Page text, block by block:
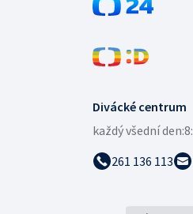
Divácké centrum
každý všední den:
261 136 113